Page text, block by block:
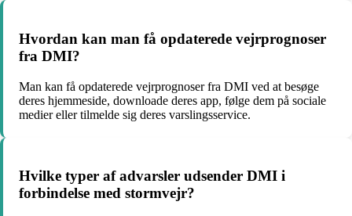
Hvordan kan man få opdaterede vejrprognoser
fra DMI?
Man kan få opdaterede vejrprognoser fra DMI ved at besøge
deres hjemmeside, downloade deres app, følge dem på sociale
medier eller tilmelde sig deres varslingsservice.
Hvilke typer af advarsler udsender DMI i
forbindelse med stormvejr?